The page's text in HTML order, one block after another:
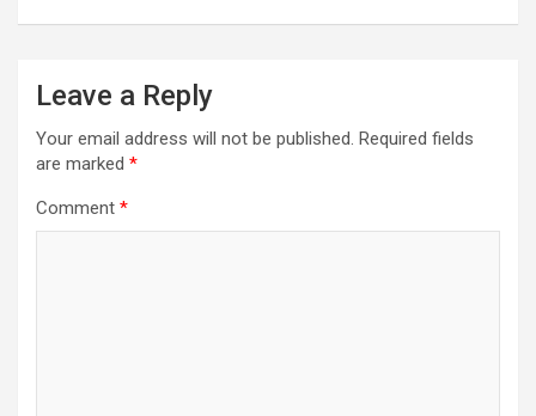
Leave a Reply
Your email address will not be published. Required fields
are marked *
Comment *